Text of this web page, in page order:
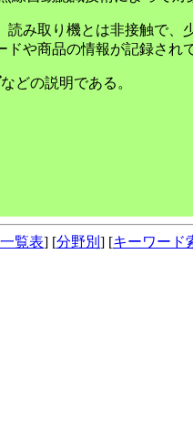
み取り機とは非接触で、
ドや商品の情報が記録され
などの説明である。
覧表] [分野別 ] [キーワード